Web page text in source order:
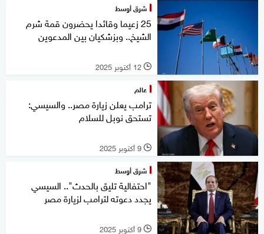
شرق أوسط
25 زعيما وقائدا يحضرون قمة شرم
الشيخ.. وبزشكيان بين المدعوين
l 12 أكتوبر 2025
عالم
ترامب يعلن زيارة مصر.. والسيسي:
تستحق نوبل للسلام
l 9 أكتوبر 2025
شرق أوسط
"احتفالية تليق بالحدث".. السيسي
يجدد دعوته لترامب لزيارة مصر
l 9 أكتوبر 2025